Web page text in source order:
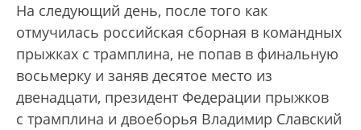
На следующий день, после того как
отмучилась российская сборная в командных
прыжках с трамплина, не попав в финальную
восьмерку и заняв десятое место из
двенадцати, президент Федерации прыжков
с трамплина и двоеборья Владимир Славский